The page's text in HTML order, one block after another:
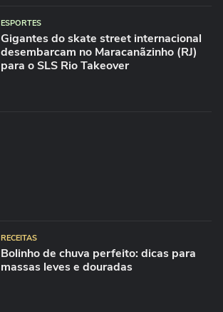
ESPORTES
Gigantes do skate street internacional
desembarcam no Maracanãzinho (RJ)
para o SLS Rio Takeover
RECEITAS
Bolinho de chuva perfeito: dicas para
massas leves e douradas